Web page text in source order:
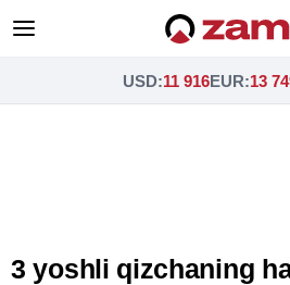
USD:11 916EUR:13
3 yoshli qizchaning